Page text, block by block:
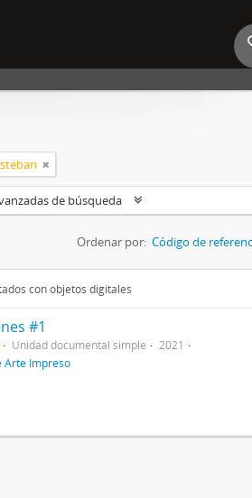
de búsqueda
Ordenar por: Código de
con objetos digitales
#1
Unidad documental simple
2021
Arte Impreso